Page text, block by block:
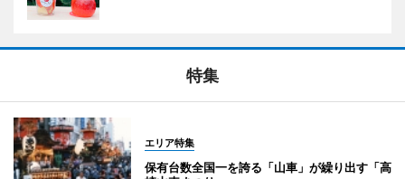
特集
エリア特集
保有台数全国一を誇る「山車」が繰り出す「高